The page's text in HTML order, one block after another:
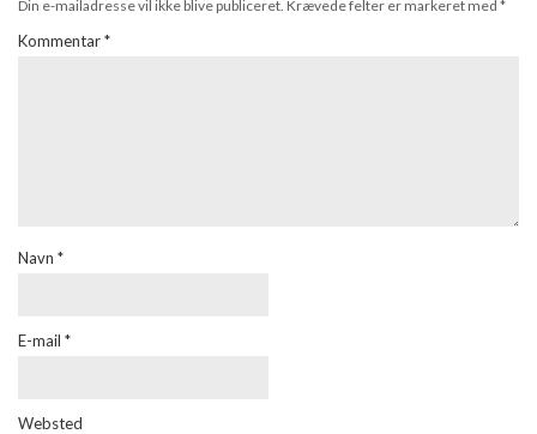
Din e-mailadresse vil ikke blive publiceret. Krævede felter er markeret med *
Kommentar*
Navn *
E-mail *
Websted